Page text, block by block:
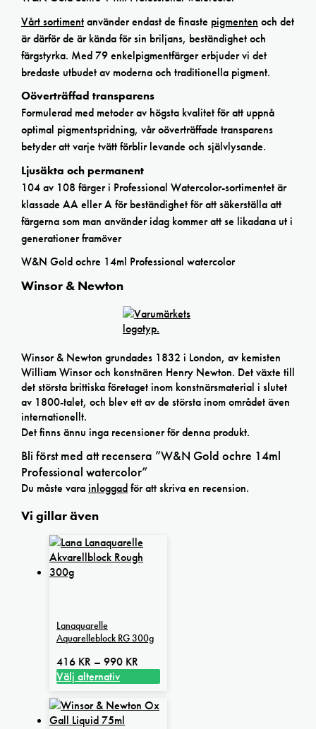
Vårt sortimentanvänder endast de finaste pigmenten och det
är därför de är kända för sin briljans, beständighet och
färgstyrka. Med 79 enkelpigmentfärger erbjuder vi det
bredaste utbudet av moderna och traditionella pigment.
Oöverträffad transparens
Formulerad med metoder av högsta kvalitet för att uppnå
optimal pigmentspridning, vår oöverträffade transparens
betyder att varje tvätt förblir levande och självlysande.
Ljusäkta och permanent
104 av 108 färger i Professional Watercolor-sortimentet är
klassade AA eller A för beständighet för att säkerställa att
färgerna som man använder idag kommer att se likadana ut i
generationer framöver
W&N Gold ochre 14ml Professional watercolor
Winsor & Newton
Winsor & Newton grundades 1832 i London, av kemisten
William Winsor och konstnären Henry Newton. Det växte till
det största brittiska företaget inom konstnärsmaterial i slutet
av 1800-talet, och blev ett av de största inom området även
internationellt.
Det finns ännu inga recensioner för denna produkt.
Bli först med att recensera ”W&N Gold ochre 14ml
Professional watercolor”
Du måste varainloggadför att skriva en recension.
Vi gillar även
Lanaquarelle
Aquarelleblock RG 300g
416 KR – 990 KR
990 kr
Välj alternativ
här
produkten